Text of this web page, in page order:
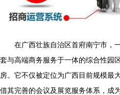
在广西壮族自治区首府南宁市，
套与高端商务服务于一体的综合性
房。它不仅被定位为广西目前规模最
借其完善的会议及展览服务体系，成